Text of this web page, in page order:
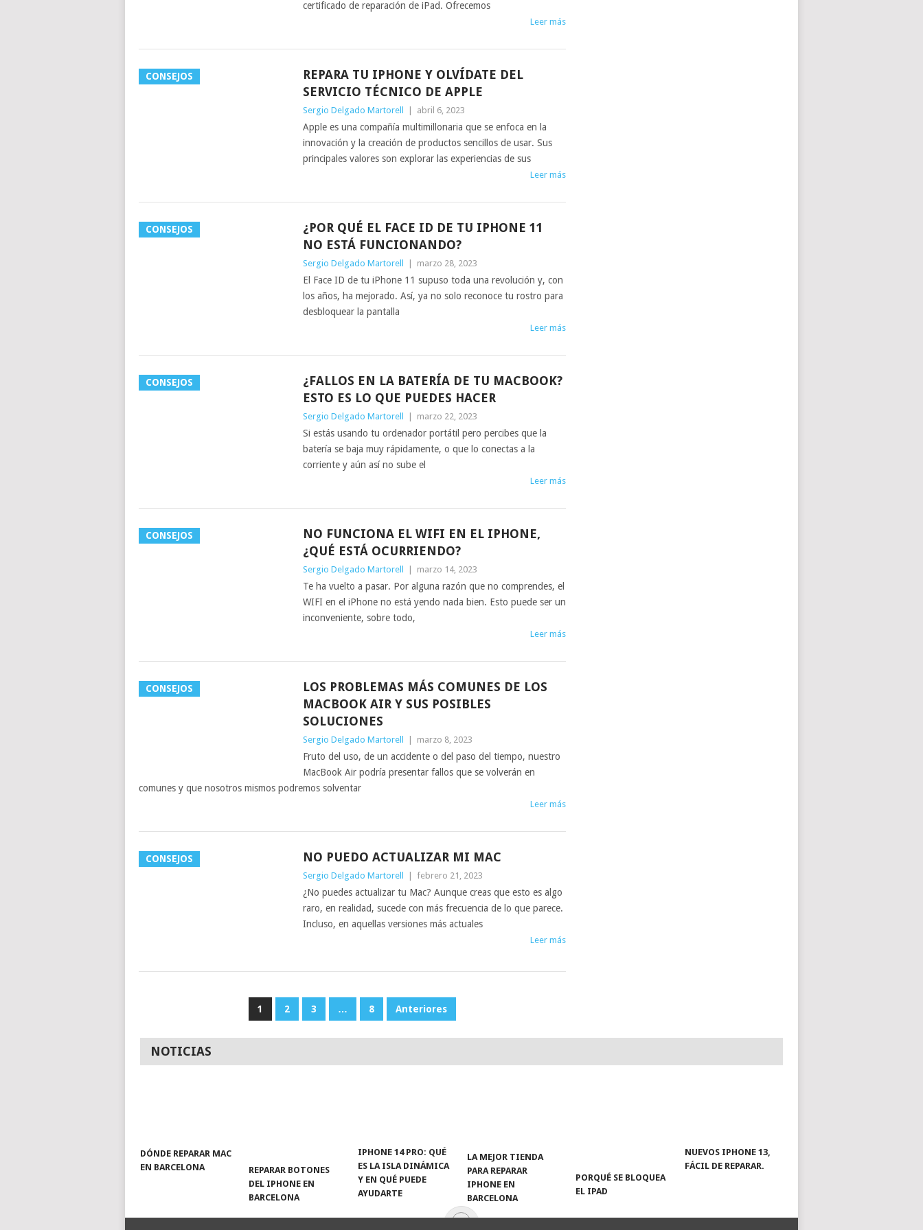
certificado de reparación de iPad. Ofrecemos
Leer más
CONSEJOS
REPARA TU IPHONE Y OLVÍDATE DEL
SERVICIO TÉCNICO DE APPLE
Sergio Delgado Martorell abril 6, 2023
Apple es una compañía multimillonaria que se enfoca en la
innovación y la creación de productos sencillos de usar. Sus
principales valores son explorar las experiencias de sus
Leer más
CONSEJOS
¿POR QUÉ EL FACE ID DE TU IPHONE 11
NO ESTÁ FUNCIONANDO?
Sergio Delgado Martorell marzo 28, 2023
El Face ID de tu iPhone 11 supuso toda una revolución y, con
los años, ha mejorado. Así, ya no solo reconoce tu rostro para
desbloquear la pantalla
Leer más
CONSEJOS
¿FALLOS EN LA BATERÍA DE TU MACBOOK?
ESTO ES LO QUE PUEDES HACER
Sergio Delgado Martorell marzo 22, 2023
Si estás usando tu ordenador portátil pero percibes que la
batería se baja muy rápidamente, o que lo conectas a la
corriente y aún así no sube el
Leer más
CONSEJOS
NO FUNCIONA EL WIFI EN EL IPHONE,
¿QUÉ ESTÁ OCURRIENDO?
Sergio Delgado Martorell marzo 14, 2023
Te ha vuelto a pasar. Por alguna razón que no comprendes, el
WIFI en el iPhone no está yendo nada bien. Esto puede ser un
inconveniente, sobre todo,
Leer más
CONSEJOS
LOS PROBLEMAS MÁS COMUNES DE LOS
MACBOOK AIR Y SUS POSIBLES
SOLUCIONES
Sergio Delgado Martorell marzo 8, 2023
Fruto del uso, de un accidente o del paso del tiempo, nuestro
MacBook Air podría presentar fallos que se volverán en
comunes y que nosotros mismos podremos solventar
Leer más
CONSEJOS NO PUEDO ACTUALIZAR MI MAC
Sergio Delgado Martorell febrero 21, 2023
¿No puedes actualizar tu Mac? Aunque creas que esto es algo
raro, en realidad, sucede con más frecuencia de lo que parece.
Incluso, en aquellas versiones más actuales
Leer más
ENTRADAS
1 2 3 … 8 Anteriores
NOTICIAS
DÓNDE REPARAR MAC
EN BARCELONA
REPARAR BOTONES
DEL IPHONE EN
BARCELONA
IPHONE 14 PRO: QUÉ
ES LA ISLA DINÁMICA
Y EN QUÉ PUEDE
AYUDARTE
LA MEJOR TIENDA
PARA REPARAR
IPHONE EN
BARCELONA
PORQUÉ SE BLOQUEA
EL IPAD
NUEVOS IPHONE 13,
FÁCIL DE REPARAR.